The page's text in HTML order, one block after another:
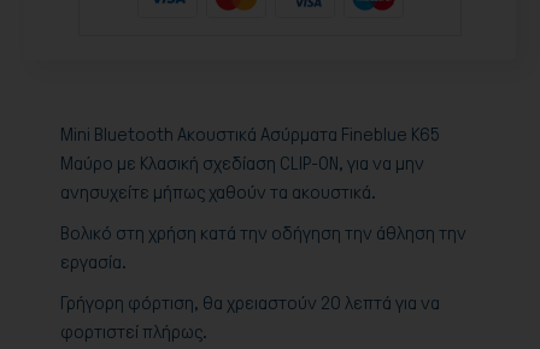
Mini Bluetooth Ακουστικά Ασύρματα Fineblue K65
Μαύρο με Κλασική σχεδίαση CLIP-ON, για να μην
ανησυχείτε μήπως χαθούν τα ακουστικά.
Βολικό στη χρήση κατά την οδήγηση την άθληση την
εργασία.
Γρήγορη φόρτιση, θα χρειαστούν 20 λεπτά για να
φορτιστεί πλήρως.